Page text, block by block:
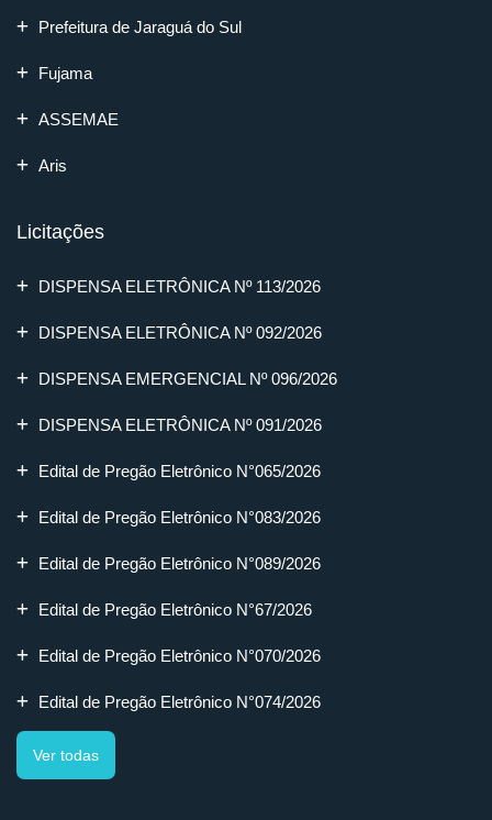
Prefeitura de Jaraguá do Sul
Fujama
ASSEMAE
Aris
Licitações
DISPENSA ELETRÔNICA Nº 113/2026
DISPENSA ELETRÔNICA Nº 092/2026
DISPENSA EMERGENCIAL Nº 096/2026
DISPENSA ELETRÔNICA Nº 091/2026
Edital de Pregão Eletrônico N°065/2026
Edital de Pregão Eletrônico N°083/2026
Edital de Pregão Eletrônico N°089/2026
Edital de Pregão Eletrônico N°67/2026
Edital de Pregão Eletrônico N°070/2026
Edital de Pregão Eletrônico N°074/2026
Ver todas